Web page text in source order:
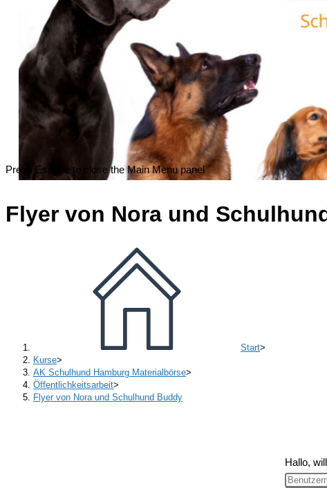
Press Escape to close the Main Menu panel
Flyer von Nora und
Start>
Kurse>
AK Schulhund Hamburg Materialbörse>
Öffentlichkeitsarbeit>
Flyer von Nora und Schulhund Buddy
Hallo,